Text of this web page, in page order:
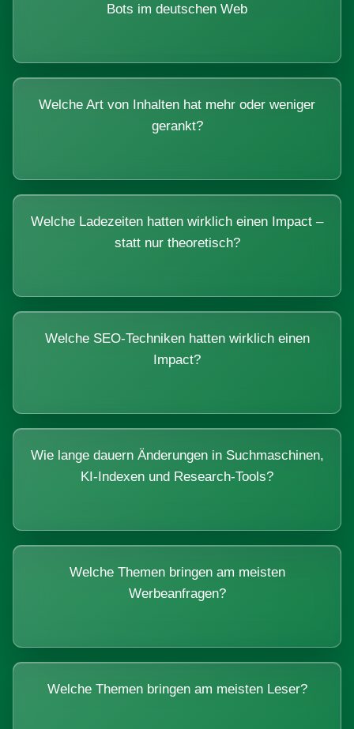
Bots im deutschen Web
Welche Art von Inhalten hat mehr oder weniger
gerankt?
Welche Ladezeiten hatten wirklich einen Impact –
statt nur theoretisch?
Welche SEO-Techniken hatten wirklich einen
Impact?
Wie lange dauern Änderungen in Suchmaschinen,
KI-Indexen und Research-Tools?
Welche Themen bringen am meisten
Werbeanfragen?
Welche Themen bringen am meisten Leser?